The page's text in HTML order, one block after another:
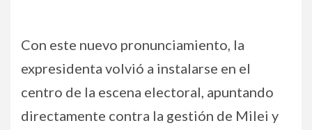
Con este nuevo pronunciamiento, la
expresidenta volvió a instalarse en el
centro de la escena electoral, apuntando
directamente contra la gestión de Milei y